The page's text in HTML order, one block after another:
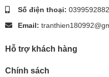
Số điện thoại: 0399592882
Email:
Hỗ trợ khách hàng
Chính sách